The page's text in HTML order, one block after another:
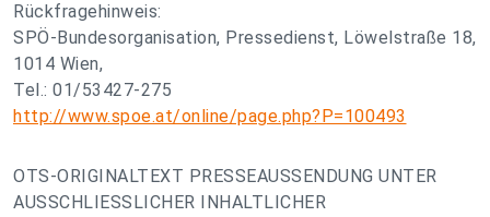
Rückfragehinweis:
SPÖ-Bundesorganisation, Pressedienst, Löwelstraße 18,
1014 Wien,
Tel.: 01/53427-275
http://www.spoe.at/online/page.php?P=100493
OTS-ORIGINALTEXT PRESSEAUSSENDUNG UNTER
AUSSCHLIESSLICHER INHALTLICHER